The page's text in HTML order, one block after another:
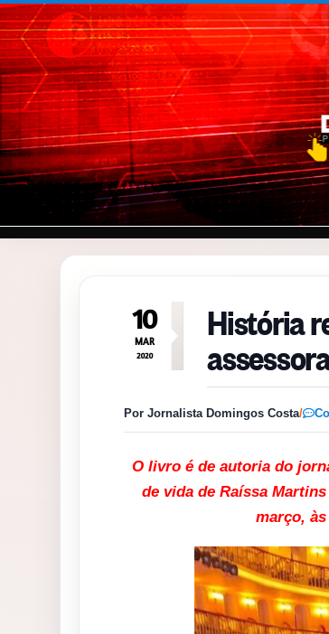
Pular para o conteúdo
10
MAR
2020
História
Por Jornalista Domingos Costa/
O livro é de autoria do
de vida de Raíssa
março,